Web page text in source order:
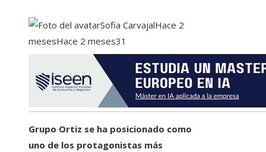
Sofia CarvajalHace 2
mesesHace 2 meses31
Grupo Ortiz se ha posicionado como
uno de los protagonistas más